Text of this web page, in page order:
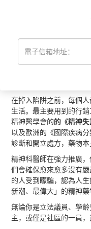
熱」。然而這些藥物就
或「行為」問題的藥物
現在更是迫切地需要了
增加。全球有五千四百
為的抗憂鬱劑。
何以數百萬人會對這種
在掉入陷阱之前，每個
生活。最主要用到的行
精神醫學會的的《精神失
以及歐洲的《國際疾病
診斷和開立處方，藥物本
精神科醫師在強力推廣
們會確保愈來愈多沒有
的人受到矇騙，認為人
新潮、最偉大」的精神藥
無論你是立法議員、學
主，或僅是社區的一員，